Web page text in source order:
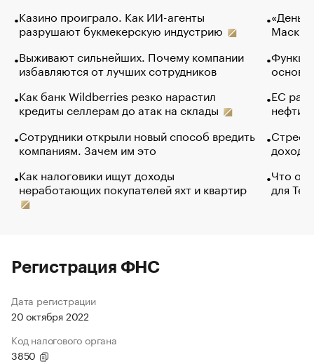
Казино проиграло. Как ИИ-агенты
разрушают букмекерскую индустрию
Выживают сильнейших. Почему компании
избавляются от лучших сотрудников
Как банк Wildberries резко нарастил
кредиты селлерам до атак на склады
Сотрудники открыли новый способ вредить
компаниям. Зачем им это
Как налоговики ищут доходы
неработающих покупателей яхт и квартир
Маск в
основ
ЕС
нефти
Что
для
Регистрация ФНС
Дата регистрации
20 октября 2022
Код налогового органа
3850